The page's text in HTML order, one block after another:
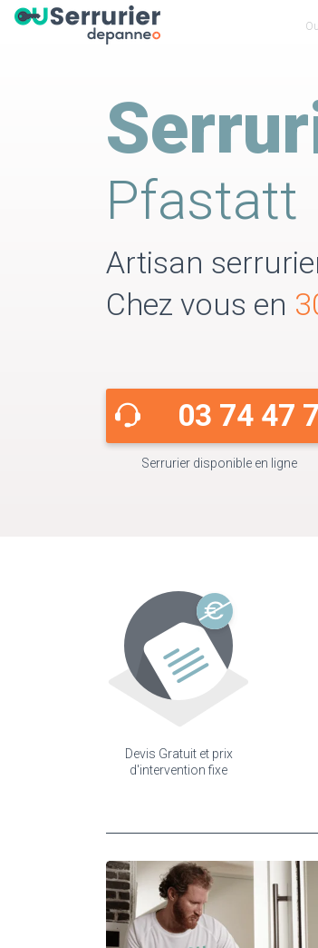
Pfastatt
Artisan
Chez vous en
03 74 47
Serrurier disponible en ligne
Devis Gratuit et prix
d'intervention fixe